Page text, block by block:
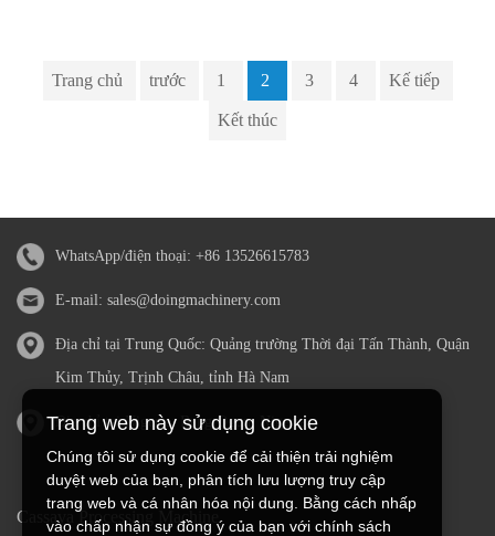
Trang chủ trước 1 2 3 4 Kế tiếp
Kết thúc
WhatsApp/điện thoại: +86 13526615783
E-mail: sales@doingmachinery.com
Địa chỉ tại Trung Quốc: Quảng trường Thời đại Tấn Thành, Quận
Kim Thủy, Trịnh Châu, tỉnh Hà Nam
Địa chỉ tại Nigeria: Bang Ogun, Nigeria
Cassava Processing Machine
Trang web này sử dụng cookie
Chúng tôi sử dụng cookie để cải thiện trải nghiệm
duyệt web của bạn, phân tích lưu lượng truy cập
trang web và cá nhân hóa nội dung. Bằng cách nhấp
vào chấp nhận sự đồng ý của bạn với chính sách